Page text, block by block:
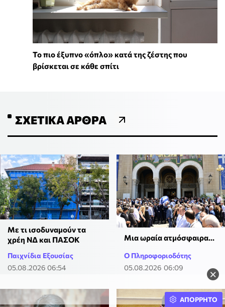
×
To πιο έξυπνο «όπλο» κατά της ζέστης που
βρίσκεται σε κάθε σπίτι
ΣΧΕΤΙΚΆ ΆΡΘΡΑ
Με τι ισοδυναμούν τα
χρέη ΝΔ και ΠΑΣΟΚ
Παιχνίδια Εξουσίας
05.08.2026 06:54
Μια ωραία ατμόσφαιρα…
Ο Πληροφοριοδότης
05.08.2026 06:09
ΑΠΟΡΡΗΤΟ